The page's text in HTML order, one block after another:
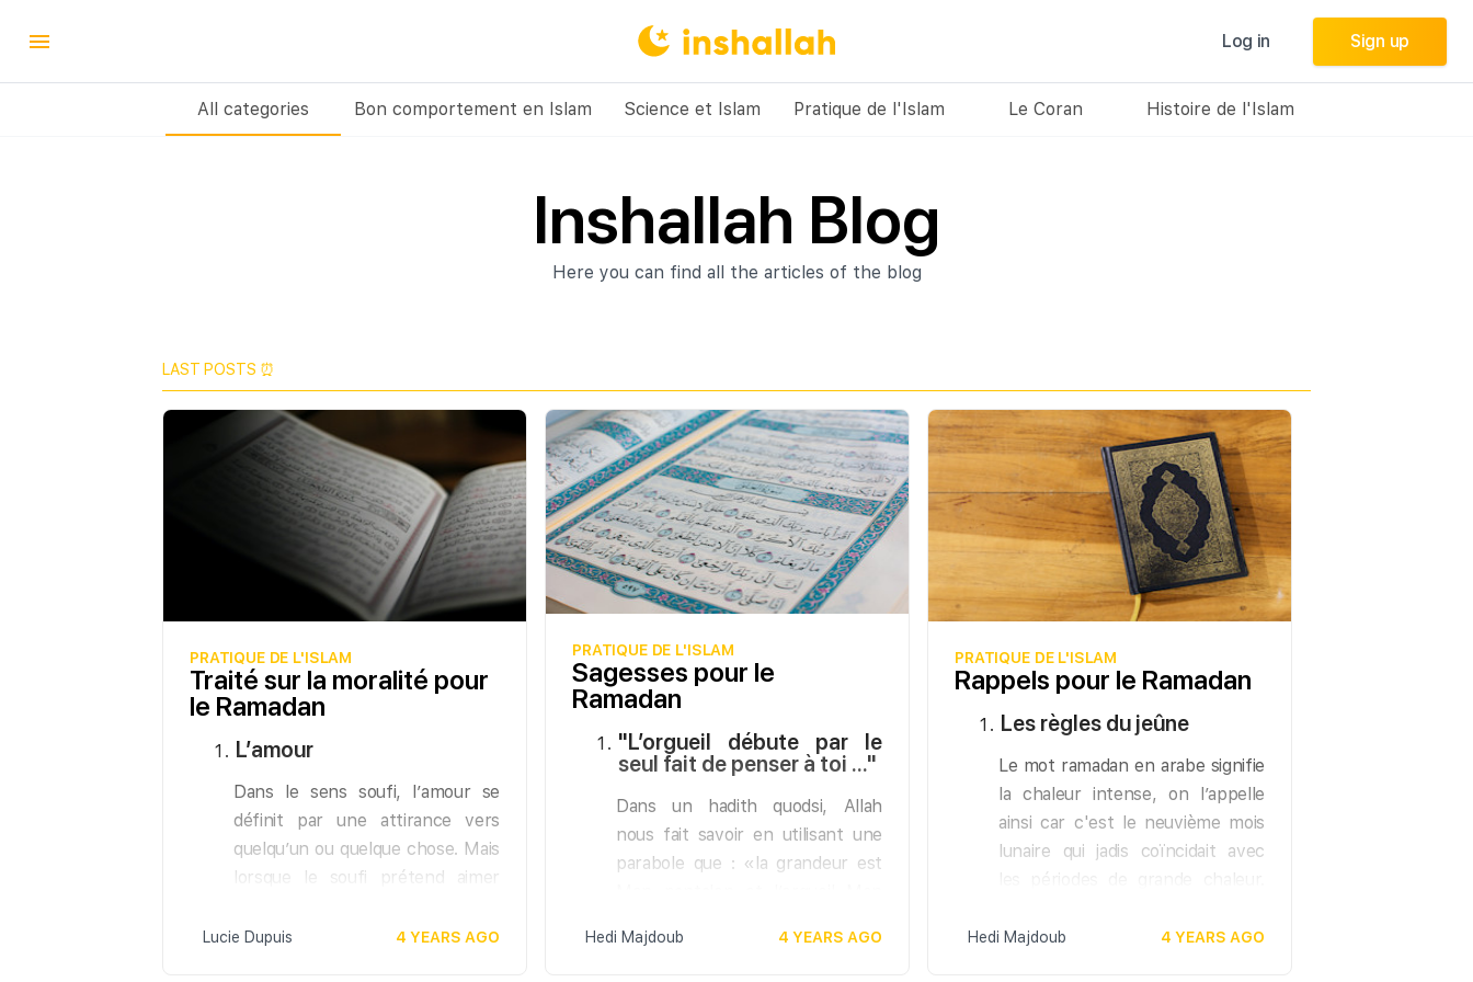
Log in Sign up
Log in Sign up
All categories Bon comportement en Islam Science et Islam Pratique de l'Islam Le Coran Histoire de l'Islam
Inshallah Blog
Here you can find all the articles of the blog
LAST POSTS ⏰
PRATIQUE DE L'ISLAM
Traité sur la moralité pour
le Ramadan
L’amour
Dans le sens soufi, l’amour se
définit par une attirance vers
quelqu’un ou quelque chose. Mais
lorsque le soufi prétend aimer
plus fort que le lien qui unit la
Lucie Dupuis 4 YEARS AGO
PRATIQUE DE L'ISLAM
Sagesses pour le
Ramadan
"L’orgueil débute par le
seul fait de penser à toi ..."
Dans un hadith quodsi, Allah
nous fait savoir en utilisant une
parabole que : «la grandeur est
créatures, qui veut en rivaliser
Hedi Majdoub 4 YEARS AGO
PRATIQUE DE L'ISLAM
Rappels pour le Ramadan
Les règles du jeûne
Le mot ramadan en arabe signifie
la chaleur intense, on l’appelle
ainsi car c'est le neuvième mois
lunaire qui jadis coïncidait avec
dire le jeûne, il désigne
Hedi Majdoub 4 YEARS AGO